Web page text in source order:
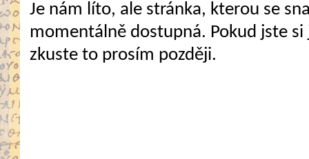
Je nám líto, ale stránka, kterou se
momentálně dostupná. Pokud jste
zkuste to prosím později.